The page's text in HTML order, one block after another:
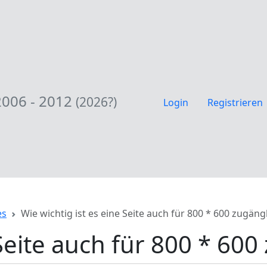
- 2012 (2026?) Login Registrieren
Wie wichtig ist es eine Seite auch für 800 * 600
auch für 800 *